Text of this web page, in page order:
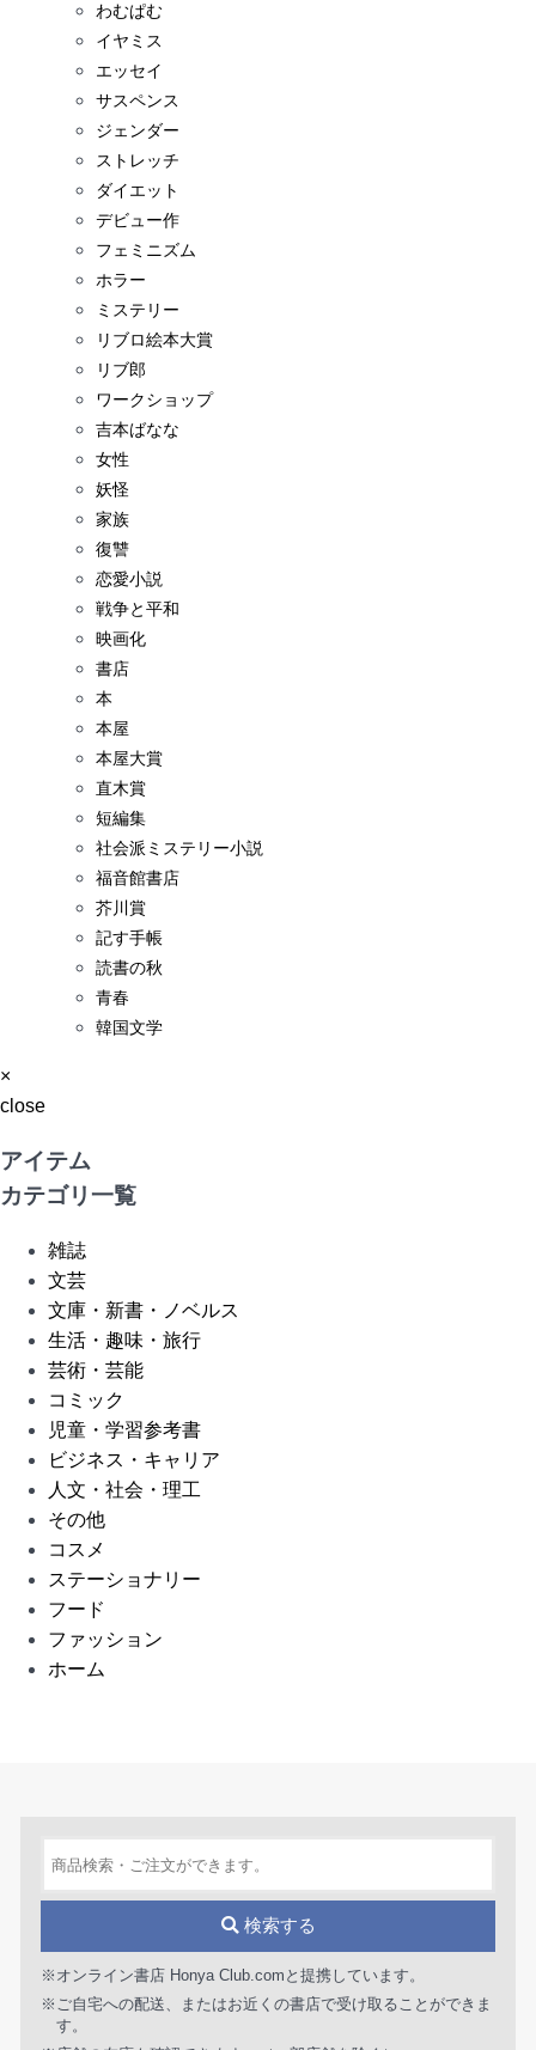
わむぱむ
イヤミス
エッセイ
サスペンス
ジェンダー
ストレッチ
ダイエット
デビュー作
フェミニズム
ホラー
ミステリー
リブロ絵本大賞
リブ郎
ワークショップ
吉本ばなな
女性
妖怪
家族
復讐
恋愛小説
戦争と平和
映画化
書店
本
本屋
本屋大賞
直木賞
短編集
社会派ミステリー小説
福音館書店
芥川賞
記す手帳
読書の秋
青春
韓国文学
×
close
アイテム
カテゴリ一覧
雑誌
文芸
文庫・新書・ノベルス
生活・趣味・旅行
芸術・芸能
コミック
児童・学習参考書
ビジネス・キャリア
人文・社会・理工
その他
コスメ
ステーショナリー
フード
ファッション
ホーム
検索する
※オンライン書店 Honya Club.comと提携しています。
※ご自宅への配送、またはお近くの書店で受け取ることができま
す。